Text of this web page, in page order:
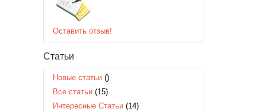
Оставить отзыв!
Статьи
Новые статьи ()
Все статьи (15)
Интересные Статьи (14)